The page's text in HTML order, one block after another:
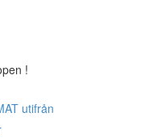
!
utifrån